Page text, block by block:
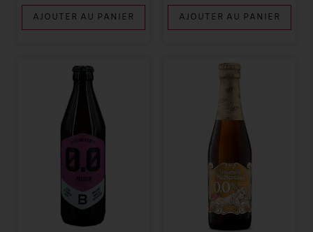
AJOUTER AU PANIER AJOUTER AU PANIER